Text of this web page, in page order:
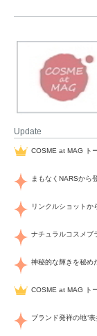
Update
COSME at MAG ト
COSME at MAG ト